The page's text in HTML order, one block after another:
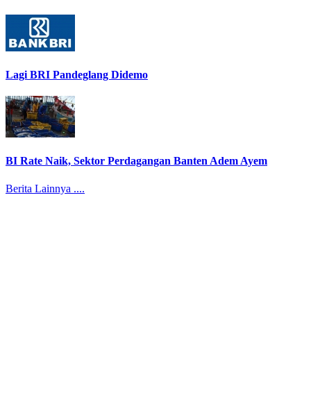
Lagi BRI Pandeglang Didemo
BI Rate Naik, Sektor Perdagangan Banten Adem Ayem
Berita Lainnya ....